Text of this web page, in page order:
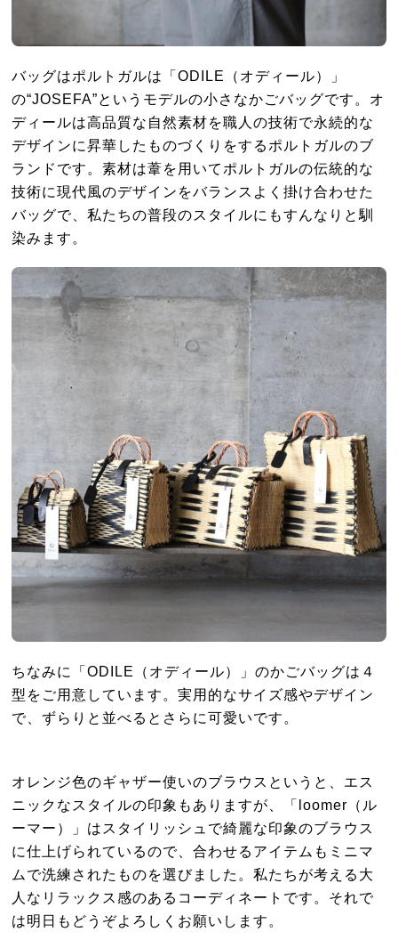
バッグはポルトガルは「ODILE（オディール）」
の“JOSEFA”というモデルの小さなかごバッグです。オ
ディールは高品質な自然素材を職人の技術で永続的な
デザインに昇華したものづくりをするポルトガルのブ
ランドです。素材は葦を用いてポルトガルの伝統的な
技術に現代風のデザインをバランスよく掛け合わせた
バッグで、私たちの普段のスタイルにもすんなりと馴
染みます。
ちなみに「ODILE（オディール）」のかごバッグは４
型をご用意しています。実用的なサイズ感やデザイン
で、ずらりと並べるとさらに可愛いです。
オレンジ色のギャザー使いのブラウスというと、エス
ニックなスタイルの印象もありますが、「loomer（ル
ーマー）」はスタイリッシュで綺麗な印象のブラウス
に仕上げられているので、合わせるアイテムもミニマ
ムで洗練されたものを選びました。私たちが考える大
人なリラックス感のあるコーディネートです。それで
は明日もどうぞよろしくお願いします。